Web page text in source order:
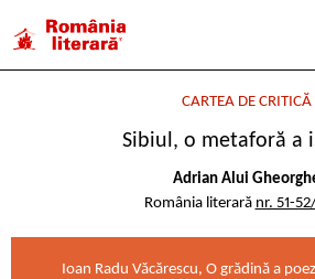
CARTEA DE CRITICĂ
Sibiul, o metaforă a
Adrian Alui
România literară nr. 51-
Ioan Radu Văcărescu, O grădină a